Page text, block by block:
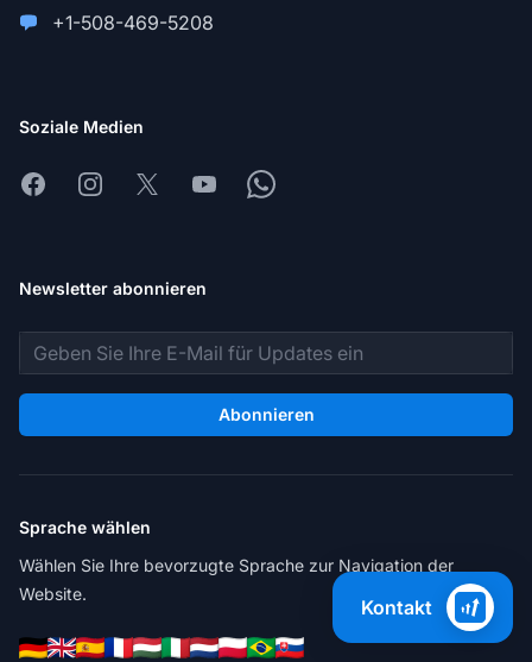
+1-508-469-5208
Soziale Medien
FacebookInstagram
X YoutubeWhatsapp
Newsletter abonnieren
E-Mail-Adresse
Abonnieren
Sprache wählen
Wählen Sie Ihre bevorzugte Sprache zur Navigation der
Website.
Kontakt